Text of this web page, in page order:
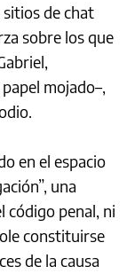
de chat
sobre los que
mojado–,
en el espacio
una
código penal, ni
constituirse
de la causa